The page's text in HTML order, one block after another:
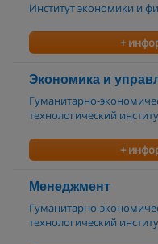
Институт экономики и
+
Экономика и
Гуманитарно-
технологический
+
Менеджмент
Гуманитарно-
технологический